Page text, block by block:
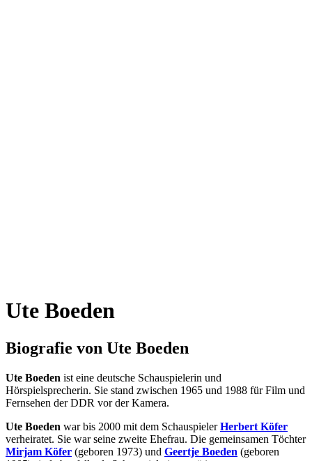
Ute Boeden
Biografie von Ute Boeden
Ute Boeden ist eine deutsche Schauspielerin und
Hörspielsprecherin. Sie stand zwischen 1965 und 1988 für Film und
Fernsehen der DDR vor der Kamera.
Ute Boeden war bis 2000 mit dem SchauspielerHerbert Köfer
verheiratet. Sie war seine zweite Ehefrau. Die gemeinsamen Töchter
Mirjam Köfer (geboren 1973) und Geertje Boeden (geboren